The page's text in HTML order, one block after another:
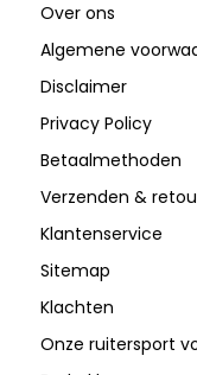
Over ons
Algemene
Disclaimer
Privacy Policy
Betaalmethoden
Verzenden &
Klantenservice
Sitemap
Klachten
Onze ruitersport